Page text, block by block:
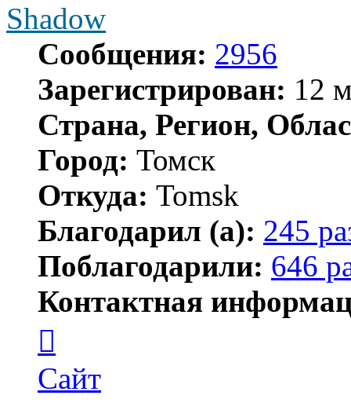
Shadow
Сообщения: 2956
Зарегистрирован: 12
Страна, Регион,
Город: Томск
Откуда: Tomsk
Благодарил (а): 245
Поблагодарили: 646
Контактная
пользователя
Shadow
Сайт